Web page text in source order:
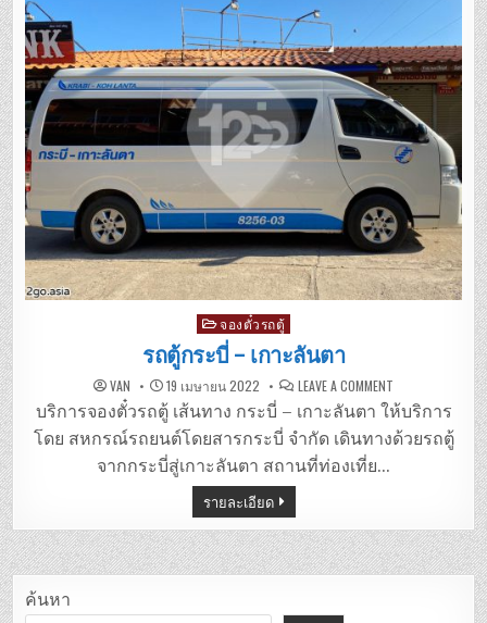
Posted
in
จองตั๋วรถตู้
รถตู้กระบี่ – เกาะลันตา
VAN 19 เมษายน 2022 LEAVE A COMMENT
ตู้
กระบี่
–
เกาะลันตา
บริการจองตั๋วรถตู้ เส้นทาง กระบี่ – เกาะลันตา ให้บริการ
โดย สหกรณ์รถยนต์โดยสารกระบี่ จำกัด เดินทางด้วยรถตู้
จากกระบี่สู่เกาะลันตา สถานที่ท่องเที่ย…
รายละเอียด
ค้นหา